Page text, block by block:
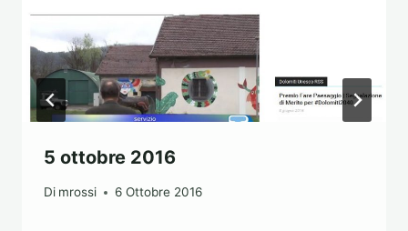
5 ottobre 2016
Di mrossi 6 Ottobre 2016